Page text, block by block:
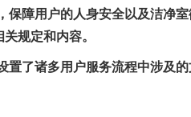
保障用户的人身安全以及洁净
规定和内容。
置了诸多用户服务流程中涉及